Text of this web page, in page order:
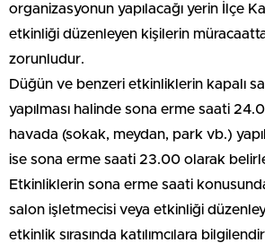
organizasyonun yapılacağı yerin İlçe
etkinliği düzenleyen kişilerin
zorunludur.
Düğün ve benzeri etkinliklerin kapalı
yapılması halinde sona erme saati
havada (sokak, meydan, park vb.)
ise sona erme saati 23.00 olarak
Etkinliklerin sona erme saati
salon işletmecisi veya etkinliği
etkinlik sırasında katılımcılara